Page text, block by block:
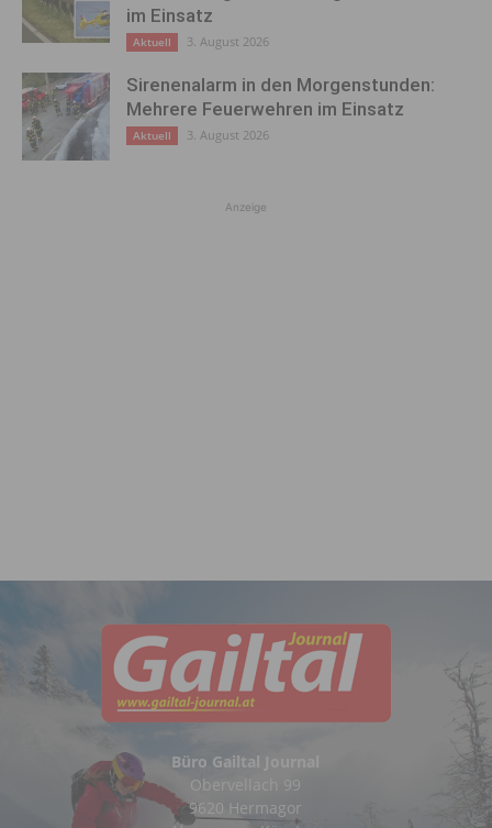
im Einsatz
Aktuell 3. August 2026
Sirenenalarm in den Morgenstunden:
Mehrere Feuerwehren im Einsatz
Aktuell 3. August 2026
Anzeige
Büro Gailtal Journal
Obervellach 99
9620 Hermagor